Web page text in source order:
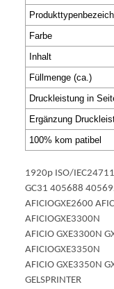
Farbe
Inhalt
Füllmenge (ca.)
Druckleistung in
Ergänzung
100% kom patibel
1920p ISO/
GC31 405688
AFICIOGXE2600
AFICIOGXE3300N
AFICIO GXE3300N
AFICIOGXE3350N
AFICIO GXE3350N
GELSPRINTER